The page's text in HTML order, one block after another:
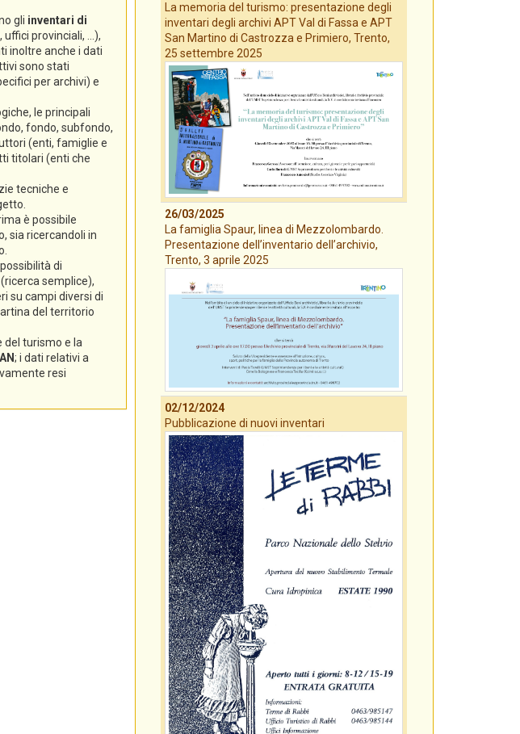
gli inventari di
provinciali, ...),
inoltre anche i dati
sono stati
per archivi) e
le principali
fondo, subfondo,
(enti, famiglie e
titolari (enti che
tecniche e
è possibile
sia ricercandoli in
di
semplice),
su campi diversi di
del territorio
del turismo e la
; i dati relativi a
resi
La memoria del turismo: presentazione degli
inventari degli archivi APT Val di Fassa e APT
San Martino di Castrozza e Primiero, Trento,
25 settembre 2025
26/03/2025
La famiglia Spaur, linea di Mezzolombardo.
Presentazione dell’inventario dell’archivio,
Trento, 3 aprile 2025
02/12/2024
Pubblicazione di nuovi inventari